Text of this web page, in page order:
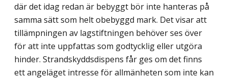
där det idag redan är bebyggt bör inte han­teras på
samma sätt som helt obebyggd mark. Det visar att
tillämpningen av lagstift­ningen behöver ses över
för att inte uppfattas som godtycklig eller utgöra
hinder. Strandskyddsdispens får ges om det finns
ett angeläget intresse för allmänheten som inte kan